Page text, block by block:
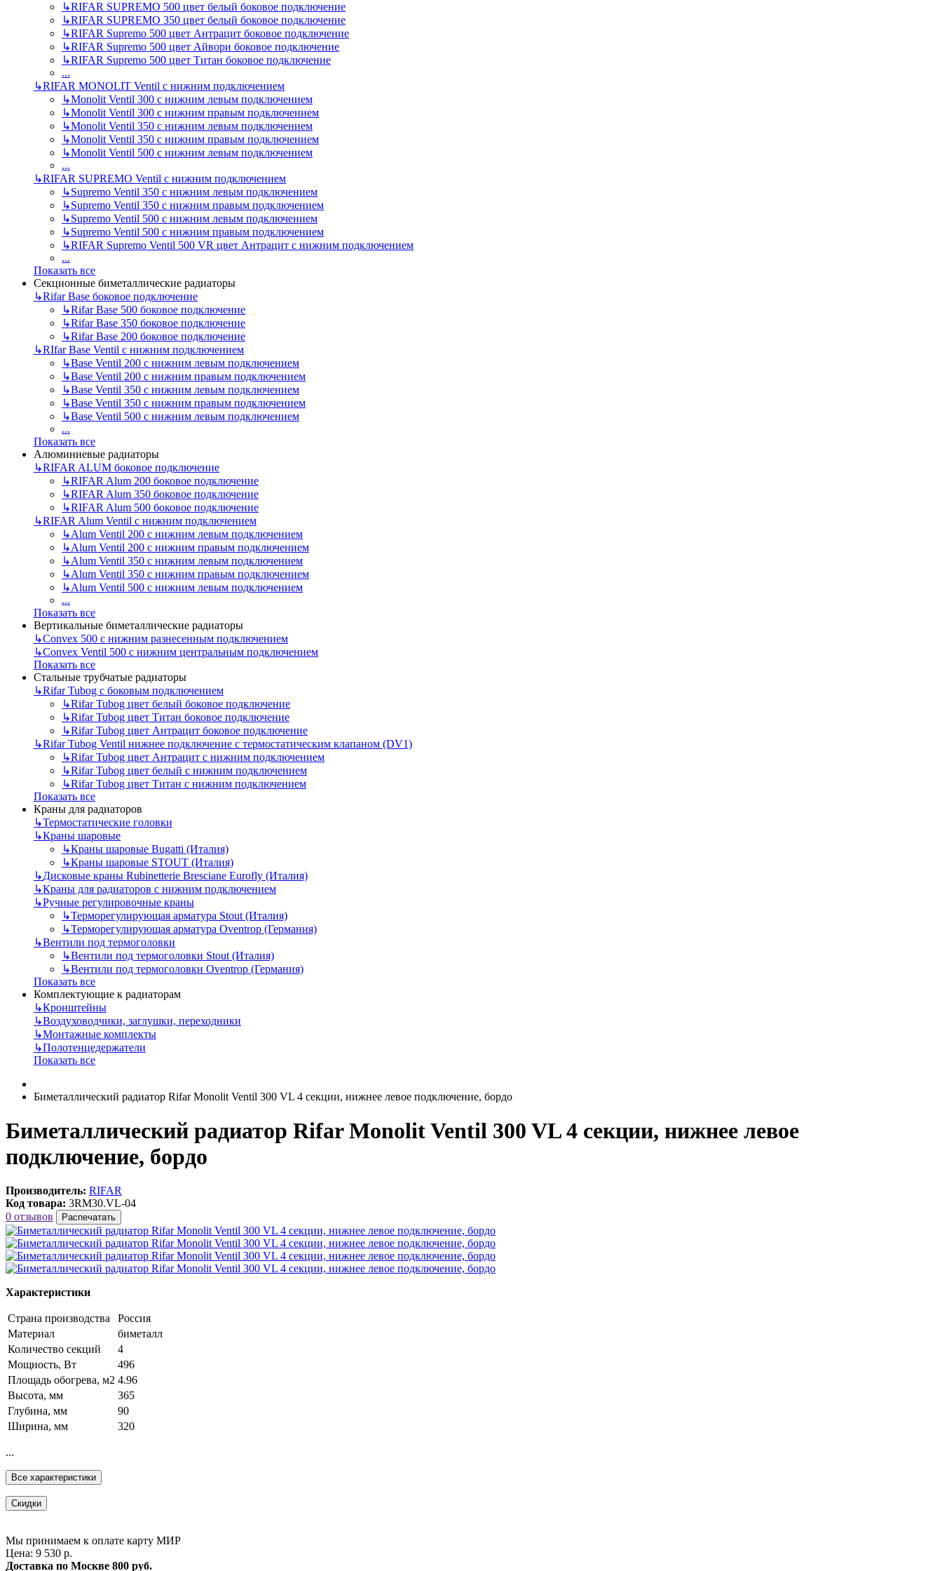
↳RIFAR SUPREMO 500 цвет белый боковое подключение
↳RIFAR SUPREMO 350 цвет белый боковое подключение
↳RIFAR Supremo 500 цвет Антрацит боковое подключение
↳RIFAR Supremo 500 цвет Айвори боковое подключение
↳RIFAR Supremo 500 цвет Титан боковое подключение
...
↳RIFAR MONOLIT Ventil с нижним подключением
↳Monolit Ventil 300 с нижним левым подключением
↳Monolit Ventil 300 с нижним правым подключением
↳Monolit Ventil 350 с нижним левым подключением
↳Monolit Ventil 350 с нижним правым подключением
↳Monolit Ventil 500 с нижним левым подключением
...
↳RIFAR SUPREMO Ventil с нижним подключением
↳Supremo Ventil 350 с нижним левым подключением
↳Supremo Ventil 350 с нижним правым подключением
↳Supremo Ventil 500 с нижним левым подключением
↳Supremo Ventil 500 с нижним правым подключением
↳RIFAR Supremo Ventil 500 VR цвет Антрацит с нижним подключением
...
Показать все
Секционные биметаллические радиаторы
↳Rifar Base боковое подключение
↳Rifar Base 500 боковое подключение
↳Rifar Base 350 боковое подключение
↳Rifar Base 200 боковое подключение
↳RIfar Base Ventil с нижним подключением
↳Base Ventil 200 с нижним левым подключением
↳Base Ventil 200 с нижним правым подключением
↳Base Ventil 350 с нижним левым подключением
↳Base Ventil 350 с нижним правым подключением
↳Base Ventil 500 с нижним левым подключением
...
Показать все
Алюминиевые радиаторы
↳RIFAR ALUM боковое подключение
↳RIFAR Alum 200 боковое подключение
↳RIFAR Alum 350 боковое подключение
↳RIFAR Alum 500 боковое подключение
↳RIFAR Alum Ventil с нижним подключением
↳Alum Ventil 200 с нижним левым подключением
↳Alum Ventil 200 с нижним правым подключением
↳Alum Ventil 350 с нижним левым подключением
↳Alum Ventil 350 с нижним правым подключением
↳Alum Ventil 500 с нижним левым подключением
...
Показать все
Вертикальные биметаллические радиаторы
↳Convex 500 с нижним разнесенным подключением
↳Convex Ventil 500 с нижним центральным подключением
Показать все
Стальные трубчатые радиаторы
↳Rifar Tubog с боковым подключением
↳Rifar Tubog цвет белый боковое подключение
↳Rifar Tubog цвет Титан боковое подключение
↳Rifar Tubog цвет Антрацит боковое подключение
↳Rifar Tubog Ventil нижнее подключение с термостатическим клапаном (DV1)
↳Rifar Tubog цвет Антрацит с нижним подключением
↳Rifar Tubog цвет белый с нижним подключением
↳Rifar Tubog цвет Титан с нижним подключением
Показать все
Краны для радиаторов
↳Термостатические головки
↳Краны шаровые
↳Краны шаровые Bugatti (Италия)
↳Краны шаровые STOUT (Италия)
↳Дисковые краны Rubinetterie Bresciane Eurofly (Италия)
↳Краны для радиаторов с нижним подключением
↳Ручные регулировочные краны
↳Терморегулирующая арматура Stout (Италия)
↳Терморегулирующая арматура Oventrop (Германия)
↳Вентили под термоголовки
↳Вентили под термоголовки Stout (Италия)
↳Вентили под термоголовки Oventrop (Германия)
Показать все
Комплектующие к радиаторам
↳Кронштейны
↳Воздуховодчики, заглушки, переходники
↳Монтажные комплекты
↳Полотенцедержатели
Показать все
Биметаллический радиатор Rifar Monolit Ventil 300 VL 4 секции, нижнее левое подключение, бордо
Биметаллический радиатор Rifar Monolit Ventil 300 VL 4 секции, нижнее левое
подключение, бордо
Производитель: RIFAR
Код товара: 3RM30.VL-04
0 отзывов
Распечатать
Характеристики
Страна производства
Россия
Материал
биметалл
Количество секций
4
Мощность, Вт
496
Площадь обогрева, м2 4.96
Высота, мм
365
Глубина, мм
90
Ширина, мм
320
...
Все характеристики
Скидки
Мы принимаем к оплате карту МИР
Цена: 9 530 р.
Доставка по Москве 800 руб.